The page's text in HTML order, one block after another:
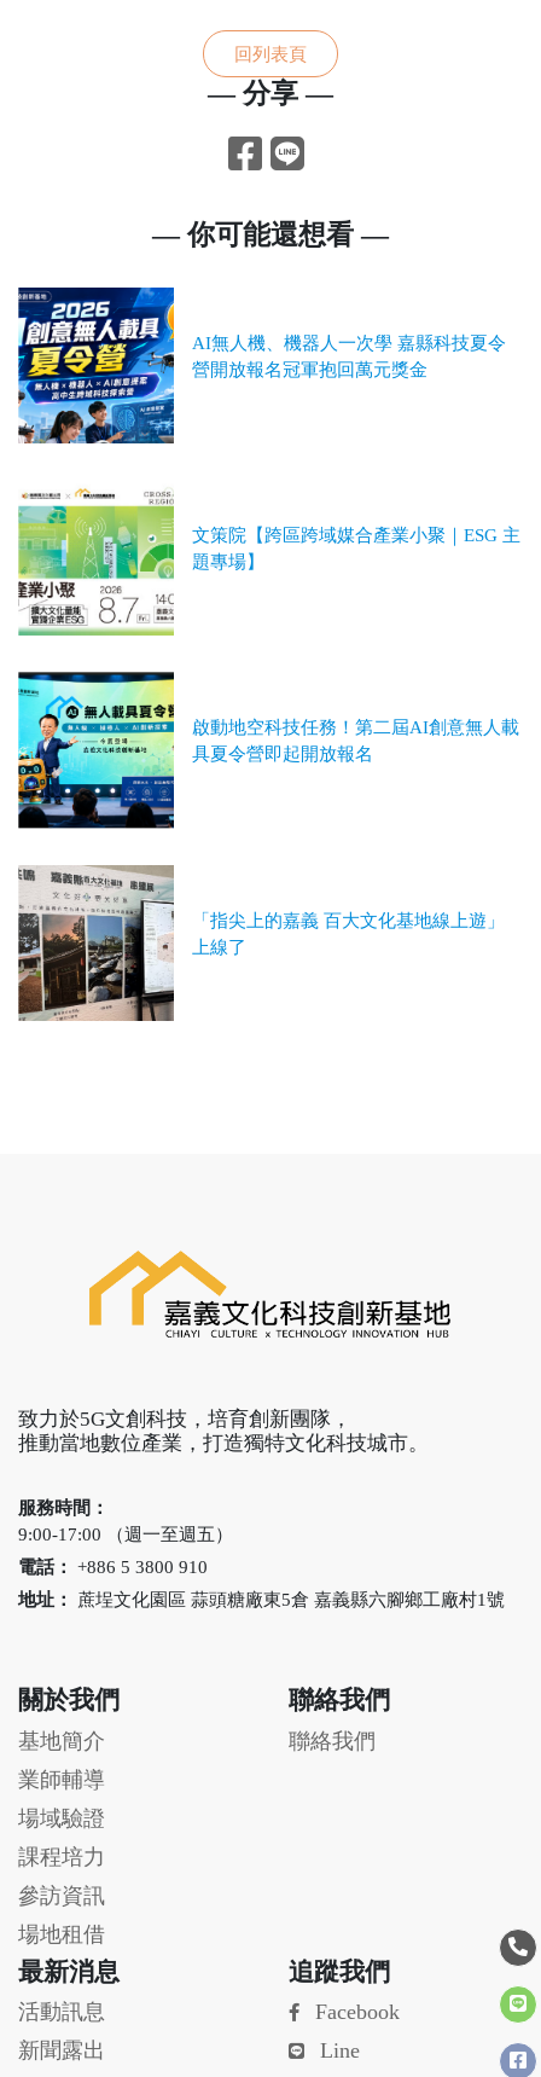
回列表頁
— 分享 —
— 你可能還想看 —
AI無人機、機器人一次學 嘉縣科技夏令
營開放報名冠軍抱回萬元獎金
文策院【跨區跨域媒合產業小聚｜ESG 主
題專場】
啟動地空科技任務！第二屆AI創意無人載
具夏令營即起開放報名
「指尖上的嘉義 百大文化基地線上遊」
上線了
致力於5G文創科技，培育創新團隊，
推動當地數位產業，打造獨特文化科技城市。
服務時間：
9:00-17:00 （週一至週五）
電話： +886 5 3800 910
地址： 蔗埕文化園區 蒜頭糖廠東5倉 嘉義縣六腳鄉工廠村1號
關於我們
基地簡介
業師輔導
場域驗證
課程培力
參訪資訊
場地租借
聯絡我們
聯絡我們
最新消息
活動訊息
新聞露出
追蹤我們
Facebook
Line